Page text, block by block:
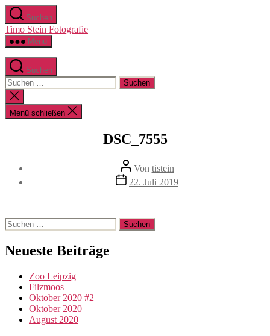
Zum
Inhalt
springen
Suchen
Timo Stein Fotografie
Menü
Suchen
Suchen
nach:
Suche
schließen
Menü schließen
DSC_7555
Beitragsautor
Von tistein
Veröffentlichungsdatum
22. Juli 2019
Suchen
nach:
Neueste Beiträge
Zoo Leipzig
Filzmoos
Oktober 2020 #2
Oktober 2020
August 2020